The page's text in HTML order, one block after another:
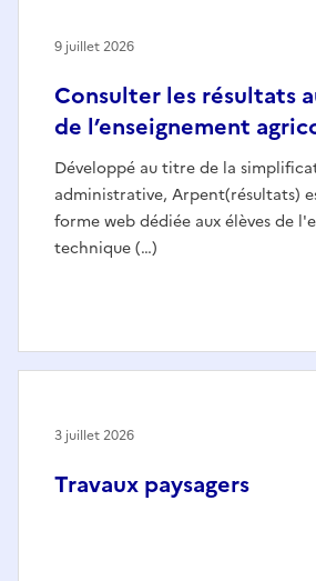
Consulter les résultats
de l’enseignement
Développé au titre de la
administrative, Arpent(résultats)
forme web dédiée aux élèves de
technique (…)
9 juillet 2026
Travaux paysagers
3 juillet 2026